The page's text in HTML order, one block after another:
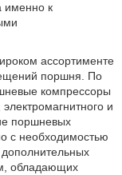
именно к
ассортименте
поршня. По
компрессоры
и
поршневых
с необходимостью
обладающих